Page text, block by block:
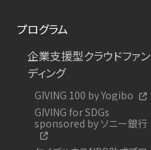
プログラム
企業支援型クラウドファン
ディング
GIVING 100 by Yogibo
GIVING for SDGs
sponsored by ソニー銀行